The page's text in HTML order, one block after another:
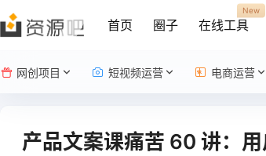
首页 圈子 在线工具
New
网创项目 短视频运营 电商运营
产品文案课痛苦 60 讲：